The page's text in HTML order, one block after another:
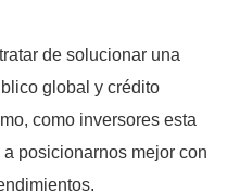
de solucionar una
global y crédito
como inversores esta
posicionarnos mejor con